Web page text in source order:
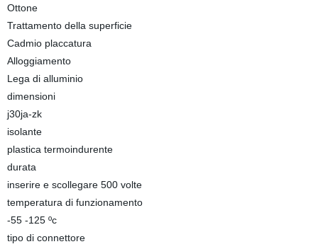
Ottone
Trattamento della superficie
Cadmio placcatura
Alloggiamento
Lega di alluminio
dimensioni
j30ja-zk
isolante
plastica termoindurente
durata
inserire e scollegare 500 volte
temperatura di funzionamento
-55 -125 ºc
tipo di connettore